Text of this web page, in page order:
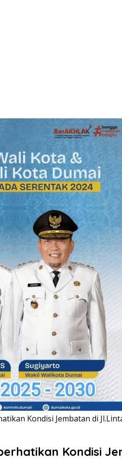
Kondisi Jembatan di
Kondisi